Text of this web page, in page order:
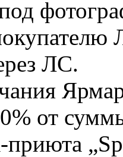
ЛС.
от
приюта